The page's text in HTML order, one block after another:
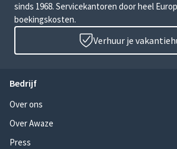
sinds 1968. Servicekantoren door heel
boekingskosten.
Verhuur je
Bedrijf
Over ons
Over Awaze
Press